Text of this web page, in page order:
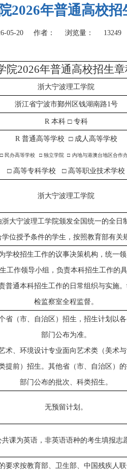
2026年普通高校招
05-20 作者： 浏览量： 13249
院2026年普通高校招生章
浙大宁波理工学院
浙江省宁波市鄞州区钱湖南路1号
R 本科 □ 专科
R 普通高等学校 □ 成人高等学校
□ 民办高等学校 □ 独立学院 □ 内地与港澳台地区合作
□ 高等专科学校 □ 高等职业技术学校
浙大宁波理工学院
大宁波理工学院颁发全国统一的全日
位授予条件的学生，按照教育部有关
学校招生工作的议事决策机构，统一
工作领导小组，负责本科招生工作的
普通本科招生工作的日常组织与实施。
检监察室全程监督。
省（市、自治区）招生，招生计划以
部门公布为准。
术、环境设计专业面向艺术类（美术
提前）招生。其他省（市、自治区）
部门公布的批次、科类招生。
无预留计划。
共课为英语 ， 非英语语种的考生填报志
要求按教育部、卫生部、中国残疾人